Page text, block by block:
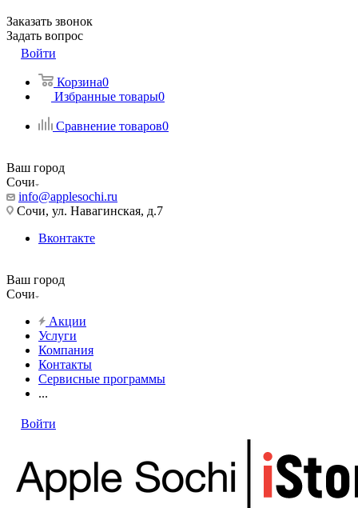
Заказать звонок
Задать вопрос
Войти
Корзина0
Избранные товары0
Сравнение товаров0
Ваш город
Сочи
info@applesochi.ru
Сочи, ул. Навагинская, д.7
Вконтакте
Ваш город
Сочи
Акции
Услуги
Компания
Контакты
Сервисные программы
...
Войти